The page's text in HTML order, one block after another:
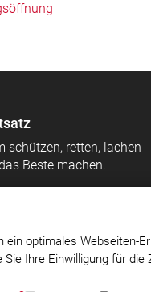
schützen, retten, lachen
Beste machen.
ein optimales Webseiten-
Sie Ihre Einwilligung für